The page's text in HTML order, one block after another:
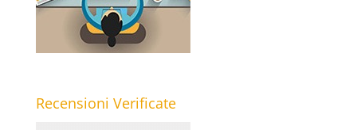
Recensioni Verificate